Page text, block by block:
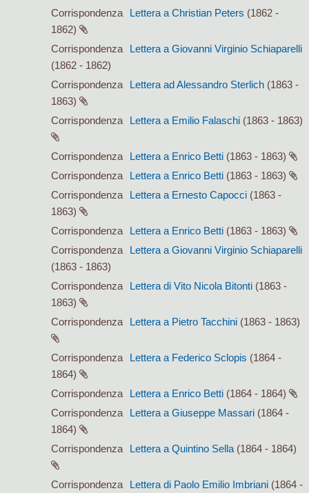
Corrispondenza
Lettera a Christian Peters (1862 -
1862)
Corrispondenza
Lettera a Giovanni Virginio Schiaparelli
(1862 - 1862)
Corrispondenza
Lettera ad Alessandro Sterlich (1863 -
1863)
Corrispondenza
Lettera a Emilio Falaschi (1863 - 1863)
Corrispondenza Lettera a Enrico Betti (1863 - 1863)
Corrispondenza
Lettera a Enrico Betti (1863 - 1863)
Corrispondenza
Lettera a Ernesto Capocci (1863 -
1863)
Corrispondenza
Lettera a Enrico Betti (1863 - 1863)
Corrispondenza
Lettera a Giovanni Virginio Schiaparelli
(1863 - 1863)
Corrispondenza
Lettera di Vito Nicola Bitonti (1863 -
1863)
Corrispondenza
Lettera a Pietro Tacchini (1863 - 1863)
Corrispondenza Lettera a Federico Sclopis (1864 -
1864)
Corrispondenza
Lettera a Enrico Betti (1864 - 1864)
Corrispondenza
Lettera a Giuseppe Massari (1864 -
1864)
Corrispondenza
Lettera a Quintino Sella (1864 - 1864)
Corrispondenza Lettera di Paolo Emilio Imbriani (1864 -